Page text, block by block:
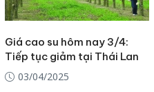
Giá cao su hôm nay 3/4:
Tiếp tục giảm tại Thái Lan
03/04/2025